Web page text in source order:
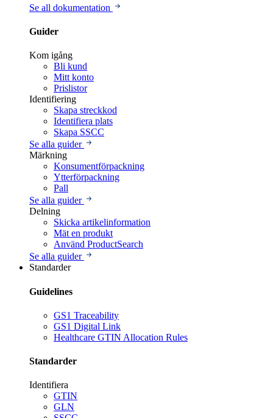
Se all dokumentation
Guider
Kom igång
Bli kund
Mitt konto
Prislistor
Identifiering
Skapa streckkod
Identifiera plats
Skapa SSCC
Se alla guider
Märkning
Konsumentförpackning
Ytterförpackning
Pall
Se alla guider
Delning
Skicka artikelinformation
Mät en produkt
Använd ProductSearch
Se alla guider
Standarder
Guidelines
GS1 Traceability
GS1 Digital Link
Healthcare GTIN Allocation Rules
Standarder
Identifiera
GTIN
GLN